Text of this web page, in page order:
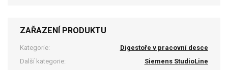
ZAŘAZENÍ PRODUKTU
Kategorie:
Digestoře v pracovní desce
Další kategorie:
Siemens StudioLine